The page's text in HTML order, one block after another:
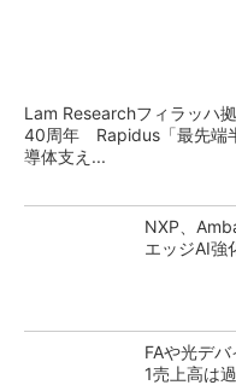
Lam Researchフィラッハ
40周年 Rapidus「最先端
導体支え...
NXP、
エッジAI強
FAや光デ
1売上高は